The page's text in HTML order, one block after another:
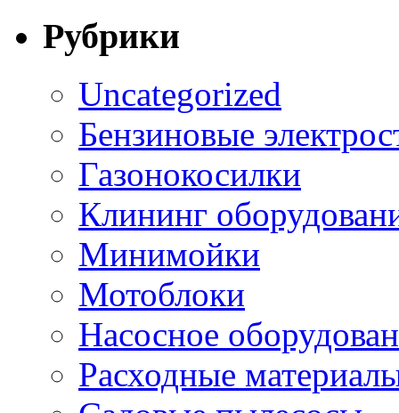
Рубрики
Uncategorized
Бензиновые
Газонокосилки
Клининг
Минимойки
Мотоблоки
Насосное
Расходные